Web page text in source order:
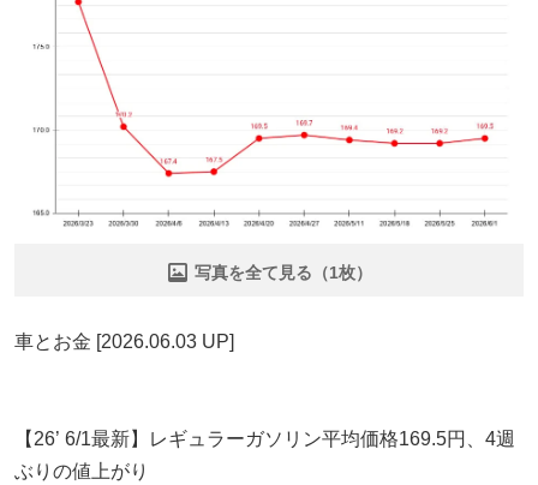
写真を全て見る（1枚）
車とお金 [2026.06.03 UP]
【26’ 6/1最新】レギュラーガソリン平均価格169.5円、4週
ぶりの値上がり